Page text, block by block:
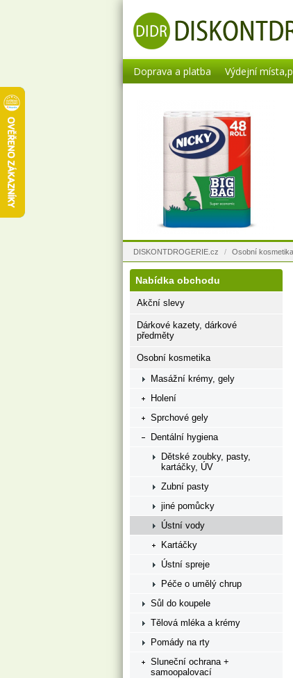
Doprava a platba Výdejní
DISKONTDROGERIE.cz / Osobní kosmetika
Nabídka obchodu
Akční slevy
Dárkové kazety, dárkové
předměty
Osobní kosmetika
Masážní krémy, gely
Holení
Sprchové gely
Dentální hygiena
Dětské zoubky, pasty,
kartáčky, ÚV
Zubní pasty
jiné pomůcky
Ústní vody
Kartáčky
Ústní spreje
Péče o umělý chrup
Sůl do koupele
Tělová mléka a krémy
Pomády na rty
Sluneční ochrana +
samoopalovací